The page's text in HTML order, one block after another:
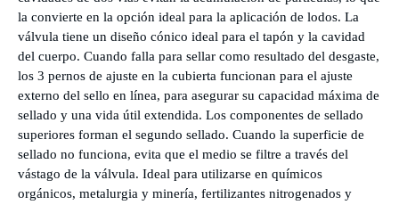
la convierte en la opción ideal para la aplicación de lodos. La
válvula tiene un diseño cónico ideal para el tapón y la cavidad
del cuerpo. Cuando falla para sellar como resultado del desgaste,
los 3 pernos de ajuste en la cubierta funcionan para el ajuste
externo del sello en línea, para asegurar su capacidad máxima de
sellado y una vida útil extendida. Los componentes de sellado
superiores forman el segundo sellado. Cuando la superficie de
sellado no funciona, evita que el medio se filtre a través del
vástago de la válvula. Ideal para utilizarse en químicos
orgánicos, metalurgia y minería, fertilizantes nitrogenados y